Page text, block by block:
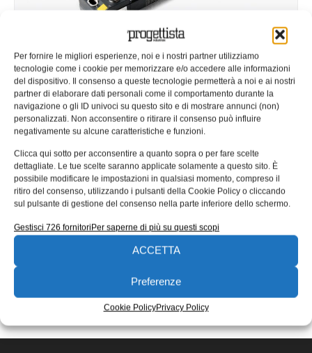
Per fornire le migliori esperienze, noi e i nostri partner utilizziamo
tecnologie come i cookie per memorizzare e/o accedere alle informazioni
del dispositivo. Il consenso a queste tecnologie permetterà a noi e ai nostri
partner di elaborare dati personali come il comportamento durante la
navigazione o gli ID univoci su questo sito e di mostrare annunci (non)
personalizzati. Non acconsentire o ritirare il consenso può influire
negativamente su alcune caratteristiche e funzioni.
Clicca qui sotto per acconsentire a quanto sopra o per fare scelte
dettagliate. Le tue scelte saranno applicate solamente a questo sito. È
possibile modificare le impostazioni in qualsiasi momento, compreso il
ritiro del consenso, utilizzando i pulsanti della Cookie Policy o cliccando
sul pulsante di gestione del consenso nella parte inferiore dello schermo.
Gestisci 726 fornitoriPer saperne di più su questi scopi
ACCETTA
Preferenze
Cookie PolicyPrivacy Policy
Il primo controller multiprotocollo
direttamente connesso al cloud
Da Turck Banner il primo controller multiprotocollo
direttamente connesso al cloud al mondo. Grazie al suo
edge gateway integrato, il
Ida Dallacasa 01/10/2020
EDICOLA WEB
ISCRIVITI ALLA NEWSLETTER